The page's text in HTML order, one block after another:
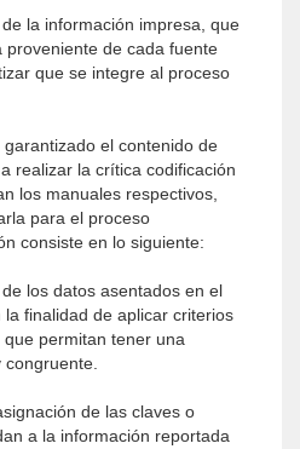
la información impresa, que
proveniente de cada fuente
que se integre al proceso
el contenido de
realizar la crítica codificación
los manuales respectivos,
para el proceso
consiste en lo siguiente:
los datos asentados en el
finalidad de aplicar criterios
permitan tener una
de las claves o
a la información reportada